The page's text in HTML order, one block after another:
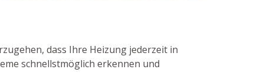
dass Ihre Heizung jederzeit in
schnellstmöglich erkennen und